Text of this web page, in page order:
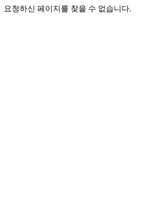
요청하신 페이지를 찾을 수 없습니다.